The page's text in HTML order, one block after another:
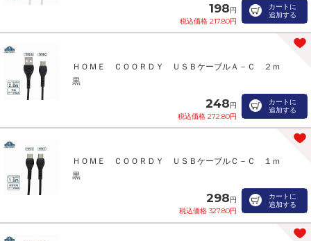
198円
税込価格 217.80円
カートに
追加する
ＨＯＭＥ ＣＯＯＲＤＹ ＵＳＢケーブルＡ－Ｃ ２ｍ
黒
248円
税込価格 272.80円
カートに
追加する
ＨＯＭＥ ＣＯＯＲＤＹ ＵＳＢケーブルＣ－Ｃ １ｍ
黒
298円
税込価格 327.80円
カートに
追加する